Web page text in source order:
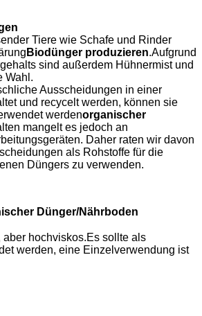
Tiere wie Schafe und Rinder
Biodünger produzieren.Aufgrund
sind außerdem Hühnermist und
Wahl.
Ausscheidungen in einer
und recycelt werden, können sie
werdenorganischer
mangelt es jedoch an
Daher raten wir davon
als Rohstoffe für die
Düngers zu verwenden.
Dünger/Nährboden
aber hochviskos.Es sollte als
werden, eine Einzelverwendung ist